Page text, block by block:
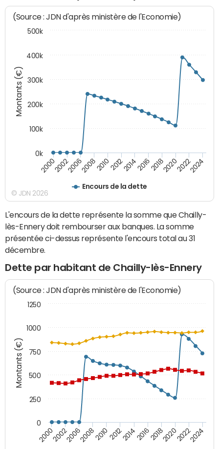
Montants (€)
(Source : JDN d'après ministère de l'Economie)
Encours de la dette
200020022006200820102012201420162018202020222024
0k
100k
200k
300k
400k
500k
© JDN 2026
L'encours de la dette représente la somme que Chailly-
lès-Ennery doit rembourser aux banques. La somme
présentée ci-dessus représente l'encours total au 31
décembre.
Dette par habitant de Chailly-lès-Ennery
Montants (€)
(Source : JDN d'après ministère de l'Economie)
200020022006200820102012201420162018202020222024
0
250
500
750
1000
1250